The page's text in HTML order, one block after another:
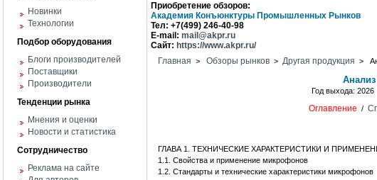
Новинки
Технологии
Подбор оборудования
Блоги производителей
Поставщики
Производители
Тенденции рынка
Мнения и оценки
Новости и статистика
Сотрудничество
Реклама на сайте
Приобретение обзоров:
Академия Конъюнктуры Промышленных Рынков
Тел: +7(499) 246-40-98
E-mail: mail@akpr.ru
Сайт: https://www.akpr.ru/
Главная > Обзоры рынков > Другая продукция >
Год выхода:
Оглавление /
ГЛАВА 1. ТЕХНИЧЕСКИЕ ХАРАКТЕРИСТИКИ И
1.1. Свойства и применение микрофонов
1.2. Стандарты и технические характеристики микрофонов